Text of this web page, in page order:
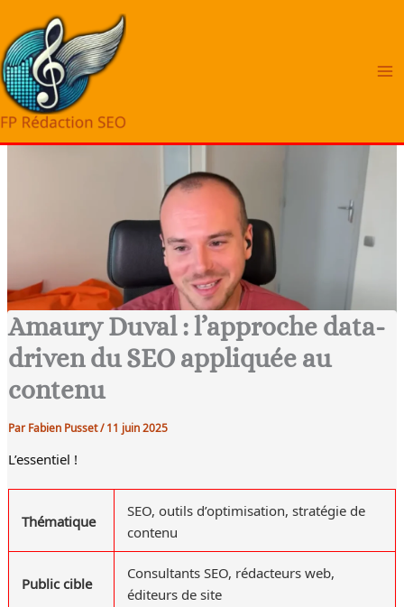
contenu
Amaury Duval : l’approche data-
driven du SEO appliquée au
contenu
ParFabien Pusset/11 juin 2025
L’essentiel !
Thématique
SEO, outils d’optimisation, stratégie de
contenu
Public cible
Consultants SEO, rédacteurs web,
éditeurs de site